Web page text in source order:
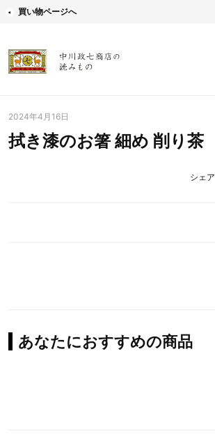
買い物ページへ
2024年4月16日
拭き漆のお箸 細め 削り茶
シェア
あなたにおすすめの商品